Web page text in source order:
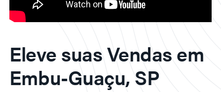
Eleve suas Vendas em
Embu-Guaçu, SP